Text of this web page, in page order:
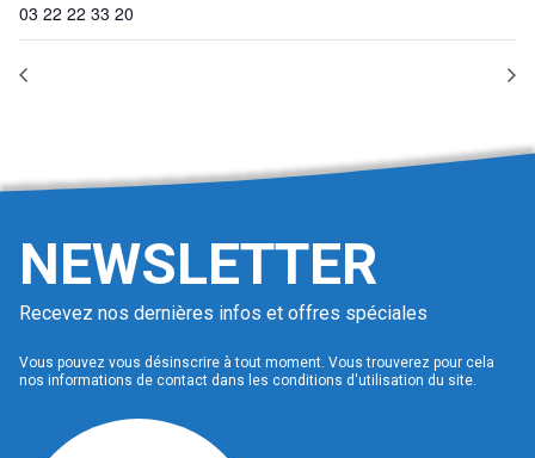
03 22 22 33 20
NEWSLETTER
Recevez nos dernières infos et offres spéciales
Vous pouvez vous désinscrire à tout moment. Vous trouverez pour cela
nos informations de contact dans les conditions d'utilisation du site.